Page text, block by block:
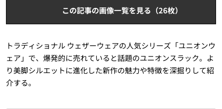
この記事の画像一覧を見る（26枚）
トラディショナル ウェザーウェアの人気シリーズ「ユニオンウ
ェア」で、爆発的に売れていると話題のユニオンスラック。よ
り美脚シルエットに進化した新作の魅力や特徴を深掘りして紹
介する。